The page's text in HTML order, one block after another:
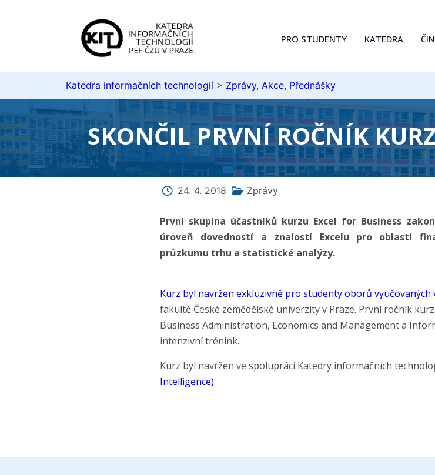
PRO STUDENTY KATEDRA
Katedra informačních technologií > Zprávy, Akce, Přednášky
SKONČIL PRVNÍ ROČNÍK
24. 4. 2018 Zprávy
První skupina účastníků kurzu Excel for Business
úroveň dovedností a znalostí Excelu pro oblasti
průzkumu trhu a statistické analýzy.
Kurz byl navržen exkluzivně pro studenty oborů vyučovaných
fakultě České zemědělské univerzity v Praze. První ročník
Business Administration, Economics and Management a
intenzivní trénink.
Kurz byl navržen ve spolupráci Katedry informačních
Intelligence).